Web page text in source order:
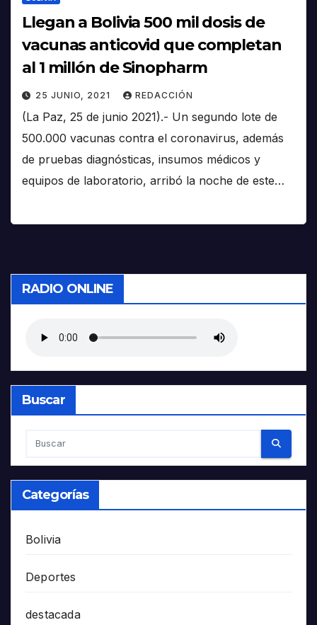
Llegan a Bolivia 500 mil dosis de
vacunas anticovid que completan
al 1 millón de Sinopharm
25 JUNIO, 2021 REDACCIÓN
(La Paz, 25 de junio 2021).- Un segundo lote de
500.000 vacunas contra el coronavirus, además
de pruebas diagnósticas, insumos médicos y
equipos de laboratorio, arribó la noche de este…
RADIO ONLINE
Buscar
Categorías
Bolivia
Deportes
destacada